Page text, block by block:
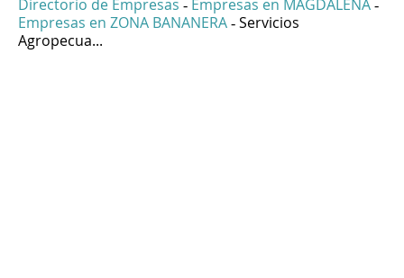
Directorio de Empresas - Empresas en MAGDALENA -
Empresas en ZONA BANANERA - Servicios
Agropecua...